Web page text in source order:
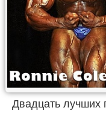
Двадцать лучших